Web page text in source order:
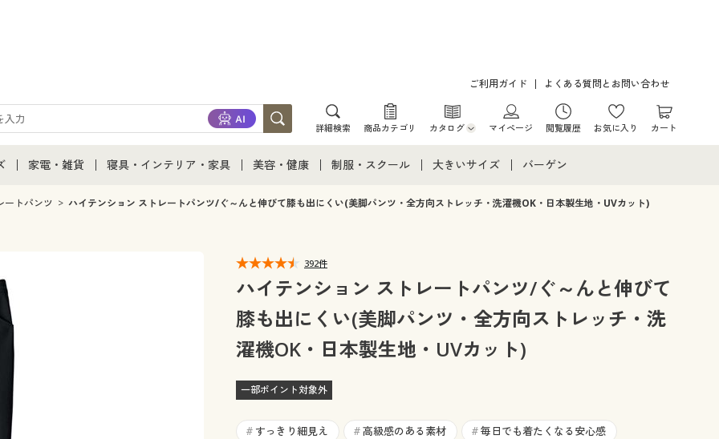
ご利用ガイド よくある質問とお問い合わせ
詳細検索 商品カテゴリ カタログ
カタログ・チラシからのご注文
マイページ 閲覧履歴 お気に入り カート
通販すべて
着
家電・雑貨
家電・雑貨すべて
寝具・インテリア・家具
寝具・インテリア・家具通販すべて
カーテン・ラグ・ファブリック
美容・健康
美容・健康通販すべて
制服・スクール
制服・スクールすべて
ジュニア・ティーンズ下着
大きいサイズ
大きいサイズ通販すべて
大きいサイズ レディース下着
大きいサイズ メンズ
大きいサイズ 事務・制服
バーゲン
バーゲンセール
ートパンツ ハイテンション ストレートパンツ/ぐ～んと伸びて膝も出にくい(美脚パンツ・全方向ストレッチ・洗濯機OK・日本製生地・UVカット)
392件
ハイテンション ストレートパンツ/ぐ～んと伸びて
膝も出にくい(美脚パンツ・全方向ストレッチ・洗
濯機OK・日本製生地・UVカット)
一部ポイント対象外
# すっきり細見え # 高級感のある素材 # 毎日でも着たくなる安心感